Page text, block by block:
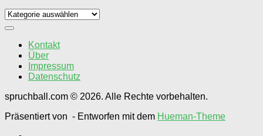
Spruch
Kontakt
Über
Impressum
Datenschutz
spruchball.com © 2026. Alle Rechte vorbehalten.
Präsentiert von - Entworfen mit dem Hueman-Theme